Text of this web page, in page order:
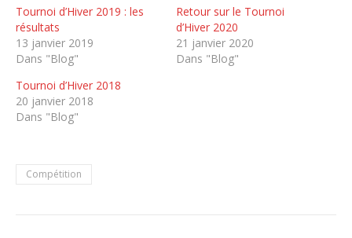
Tournoi d’Hiver 2019 : les
résultats
13 janvier 2019
Dans "Blog"
Retour sur le Tournoi
d’Hiver 2020
21 janvier 2020
Dans "Blog"
Tournoi d’Hiver 2018
20 janvier 2018
Dans "Blog"
Compétition